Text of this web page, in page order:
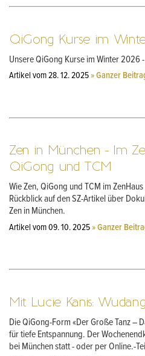
QiGong Kurse im
Unsere QiGong Kurse im Winter
Artikel vom 28. 12. 2025» Ganzer
Zen in München - Im
QiGong und TCM
Wie Zen, QiGong und TCM im
Rückblick auf den SZ-Artikel über
Zen in München.
Artikel vom 09. 10. 2025» Ganzer
Mit Lucie Kanis:
Die QiGong-Form «Der Große Tanz –
für tiefe Entspannung. Der
bei München statt - oder per Online.-